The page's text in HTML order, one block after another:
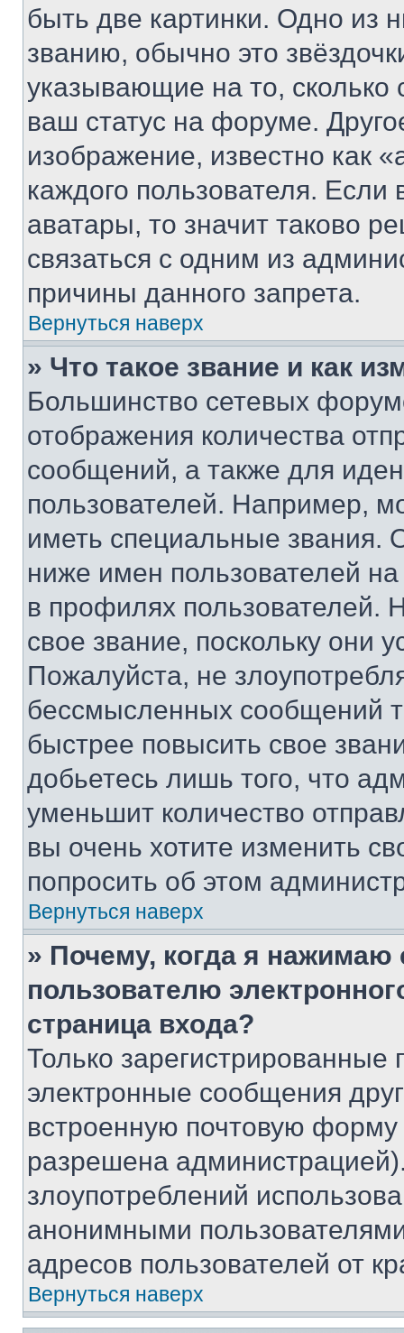
быть две картинки. Одно из
званию, обычно это
указывающие на то,
ваш статус на форуме.
изображение, известно как
каждого пользователя.
аватары, то значит таково
связаться с одним из
причины данного запрета.
Вернуться наверх
» Что такое звание и как
Большинство сетевых
отображения количества
сообщений, а также для
пользователей. Например,
иметь специальные звания.
ниже имен пользователей
в профилях
свое звание, поскольку они
Пожалуйста, не
бессмысленных сообщений
быстрее повысить свое
добьетесь лишь того, что
уменьшит количество
вы очень хотите изменить
попросить об этом
Вернуться наверх
» Почему, когда я нажимаю
пользователю
страница входа?
Только зарегистрированные
электронные сообщения
встроенную почтовую
разрешена
злоупотреблений
анонимными
адресов пользователей от
Вернуться наверх